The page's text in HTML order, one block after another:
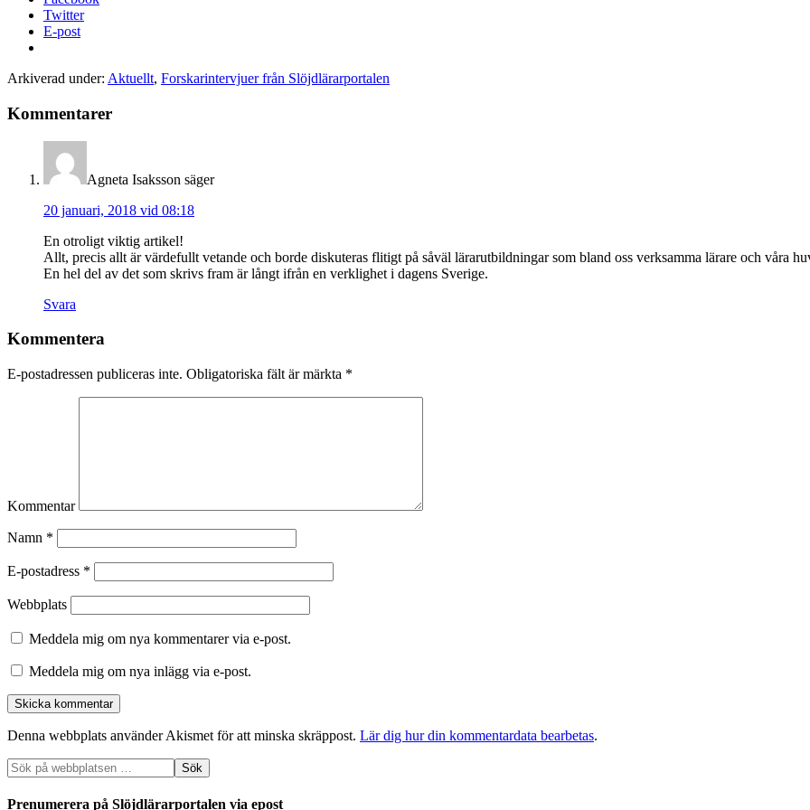
Twitter
E-post
Arkiverad under: Aktuellt, Forskarintervjuer från Slöjdlärarportalen
Kommentarer
Agneta Isaksson säger
20 januari, 2018 vid 08:18
En otroligt viktig artikel!
Allt, precis allt är värdefullt vetande och borde diskuteras flitigt på såväl lärarutbildningar som bland oss verksamma lärare och våra
En hel del av det som skrivs fram är långt ifrån en verklighet i dagens Sverige.
Svara
Kommentera
E-postadressen publiceras inte. Obligatoriska fält är märkta *
Kommentar
Namn *
E-postadress *
Webbplats
Meddela mig om nya kommentarer via e-post.
Meddela mig om nya inlägg via e-post.
Denna webbplats använder Akismet för att minska skräppost. Lär dig hur din kommentardata bearbetas.
Prenumerera på Slöjdlärarportalen via epost